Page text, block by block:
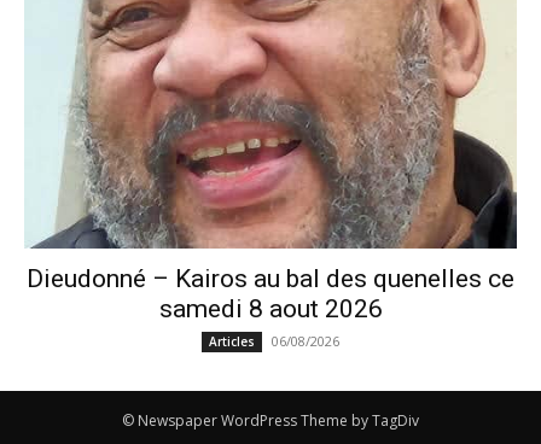
Dieudonné – Kairos au bal des quenelles ce
samedi 8 aout 2026
Articles 06/08/2026
© Newspaper WordPress Theme by TagDiv